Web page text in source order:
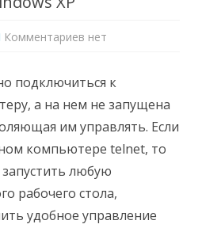
Комментариев к
на
удаленном
компьютере
с
Windows
XP
нет
подключиться к
а на нем не запущена
им управлять. Если
компьютере telnet, то
любую
рабочего стола,
удобное управление